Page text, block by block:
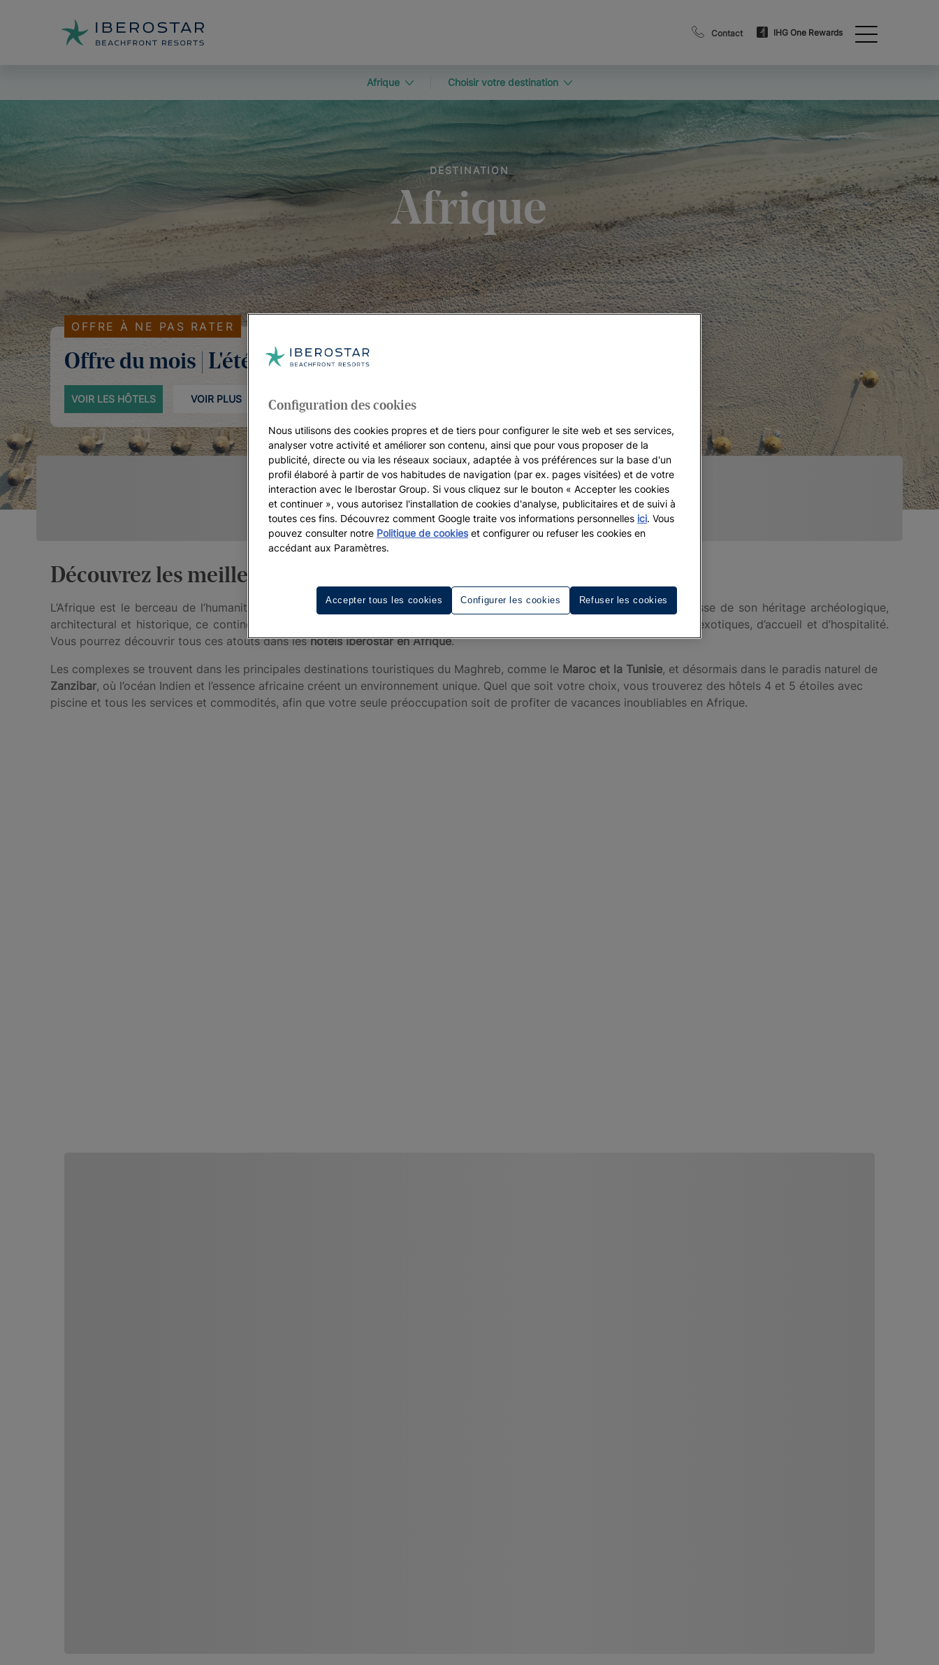
Contact IHG One Rewards
Afrique Choisir votre destination
DESTINATION
Afrique
OFFRE À NE PAS RATER
Offre du mois | L'été à Maroc
VOIR LES HÔTELS VOIR PLUS
Découvrez les meilleurs hôtels d’Afrique avec Iberostar
L’Afrique est le berceau de l’humanité et de civilisations parmi les plus puissantes du vieux monde. Au-delà de la richesse de son héritage archéologique,
architectural et historique, ce continent est aussi une terre de contrastes étonnants, paysagers et humains, de cultures exotiques, d’accueil et d’hospitalité.
Vous pourrez découvrir tous ces atouts dans leshôtels Iberostar en Afrique.
Les complexes se trouvent dans les principales destinations touristiques du Maghreb, comme le Maroc et la Tunisie, et désormais dans le paradis naturel de
Zanzibar, où l’océan Indien et l’essence africaine créent un environnement unique. Quel que soit votre choix, vous trouverez des hôtels 4 et 5 étoiles avec
piscine et tous les services et commodités, afin que votre seule préoccupation soit de profiter de vacances inoubliables en Afrique.
Configuration des cookies
Nous utilisons des cookies propres et de tiers pour configurer le site web et ses services,
analyser votre activité et améliorer son contenu, ainsi que pour vous proposer de la
publicité, directe ou via les réseaux sociaux, adaptée à vos préférences sur la base d'un
profil élaboré à partir de vos habitudes de navigation (par ex. pages visitées) et de votre
interaction avec le Iberostar Group. Si vous cliquez sur le bouton « Accepter les cookies
et continuer », vous autorisez l'installation de cookies d'analyse, publicitaires et de suivi à
toutes ces fins. Découvrez comment Google traite vos informations personnelles ici. Vous
pouvez consulter notre Politique de cookieset configurer ou refuser les cookies en
accédant aux Paramètres.
Configurer les cookies Refuser les cookies
Accepter tous les cookies